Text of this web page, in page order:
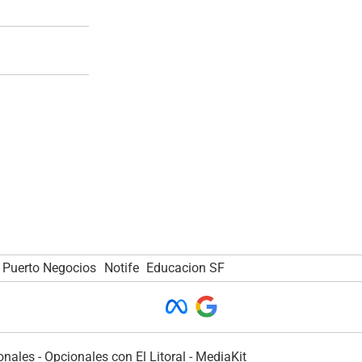
Puerto Negocios Notife Educacion SF
- Opcionales con El Litoral - MediaKit